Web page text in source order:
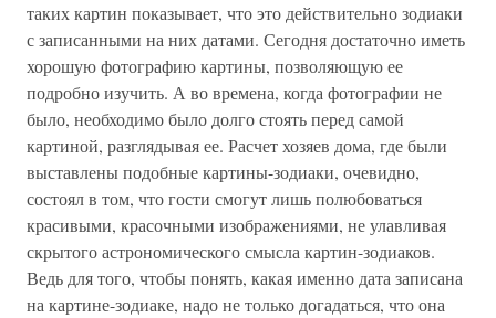
таких картин показывает, что это действительно зодиаки
с записанными на них датами. Сегодня достаточно иметь
хорошую фотографию картины, позволяющую ее
подробно изучить. А во времена, когда фотографии не
было, необходимо было долго стоять перед самой
картиной, разглядывая ее. Расчет хозяев дома, где были
выставлены подобные картины-зодиаки, очевидно,
состоял в том, что гости смогут лишь полюбоваться
красивыми, красочными изображениями, не улавливая
скрытого астрономического смысла картин-зодиаков.
Ведь для того, чтобы понять, какая именно дата записана
на картине-зодиаке, надо не только догадаться, что она